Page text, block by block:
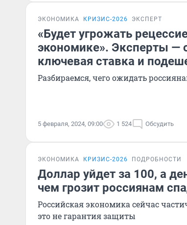
ЭКОНОМИКА КРИЗИС-2026 ЭКСПЕРТ
«Будет угрожать
экономике». Эксперты —
ключевая ставка и
Разбираемся, чего ожидать
5 февраля, 2024, 09:00 1 524 Обсудить
ЭКОНОМИКА КРИЗИС-2026 ПОДРОБНОСТИ
Доллар уйдет за 100, а
чем грозит россиянам
Российская экономика сейчас
это не гарантия защиты